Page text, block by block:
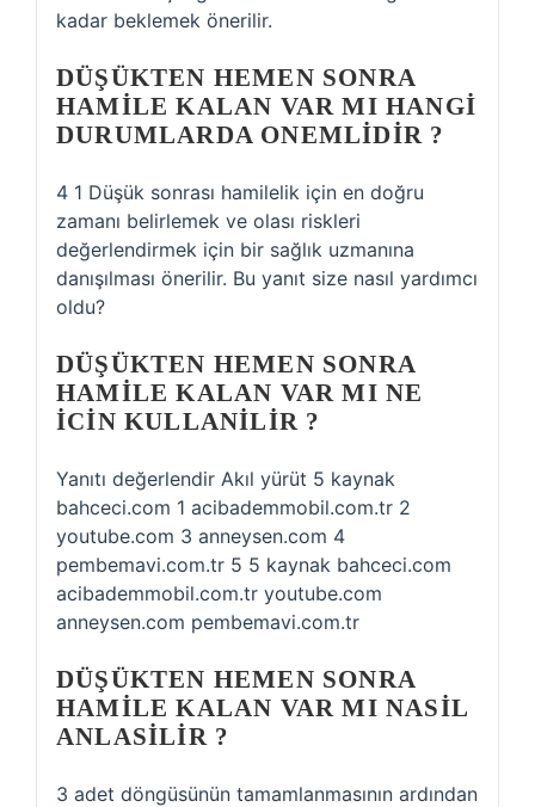
kadar beklemek önerilir.
DÜŞÜKTEN HEMEN SONRA
HAMILE KALAN VAR MI HANGI
DURUMLARDA ONEMLIDIR ?
4 1 Düşük sonrası hamilelik için en doğru
zamanı belirlemek ve olası riskleri
değerlendirmek için bir sağlık uzmanına
danışılması önerilir. Bu yanıt size nasıl yardımcı
oldu?
DÜŞÜKTEN HEMEN SONRA
HAMILE KALAN VAR MI NE
ICIN KULLANILIR ?
Yanıtı değerlendir Akıl yürüt 5 kaynak
bahceci.com 1 acibademmobil.com.tr 2
youtube.com 3 anneysen.com 4
pembemavi.com.tr 5 5 kaynak bahceci.com
acibademmobil.com.tr youtube.com
anneysen.com pembemavi.com.tr
DÜŞÜKTEN HEMEN SONRA
HAMILE KALAN VAR MI NASIL
ANLASILIR ?
3 adet döngüsünün tamamlanmasının ardından